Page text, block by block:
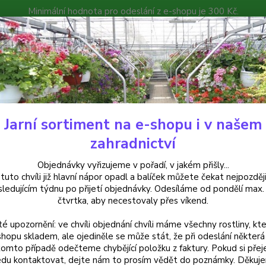
Minimální hodnota pro odeslání z e-shopu je 300 Kč.
můžete čekat nejpozději v následujícím týdnu po přijetí
Poradna Kontakty
Hledat
Fuchsie Lady Thumb Fuchsie (Roe GB 1966)-mrazuvzdorná - 1 ks
Thumb Fuchsie (Roe GB
lístky
celý
Jarní sortiment na e-shopu i v našem
zahradnictví
Objednávky vyřizujeme v pořadí, v jakém přišly...
chvíli již hlavní nápor opadl a balíček můžete čekat
týdnu po přijetí objednávky. Odesíláme od pondělí
čtvrtka, aby necestovaly přes víkend.
upozornění: ve chvíli objednání chvíli máme všechny rostliny,
skladem, ale ojediněle se může stát, že při odeslání některá
případě odečteme chybějící položku z faktury. Pokud si
kontaktovat, dejte nám to prosím vědět do poznámky.